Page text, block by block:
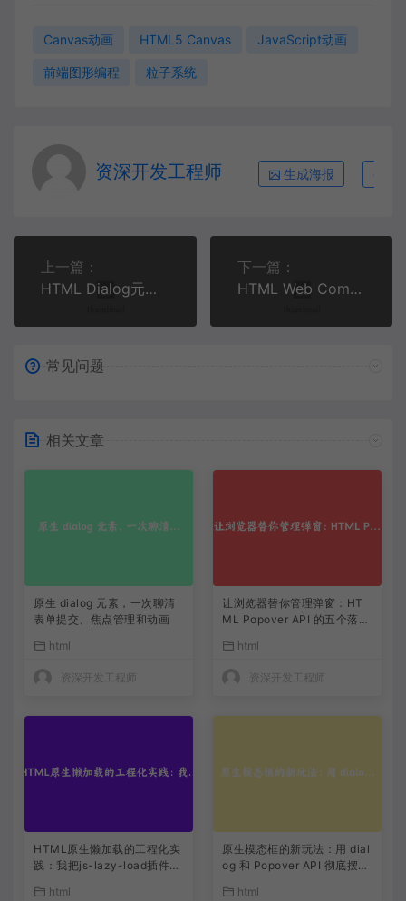
Canvas动画 HTML5 Canvas JavaScript动画
前端图形编程 粒子系统
资深开发工程师 生成海报
上一篇：
HTML Dialog元素实战：创建现代化原生弹窗组件 | 前端交互技术
下一篇：
HTML Web Components实战：自定义元素开发完整指南
常见问题
相关文章
原生 dialog 元素，一次聊清
表单提交、焦点管理和动画
html
资深开发工程师
让浏览器替你管理弹窗：HT
ML Popover API 的五个落地
html
资深开发工程师
HTML原生懒加载的工程化实
践：我把js-lazy-load插件从
html
原生模态框的新玩法：用 dial
og 和 Popover API 彻底摆脱
html